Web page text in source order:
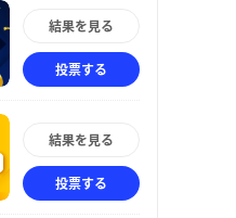
結果を見る
投票する
結果を見る
投票する